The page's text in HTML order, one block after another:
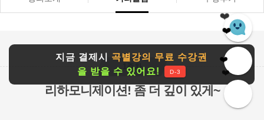
지금 결제시 곡별강의 무료 수강권
을 받을 수 있어요!
D-3
1주차
리하모니제이션! 좀 더 깊이 있게~
❤️❤️
❤️
❤️
❤️